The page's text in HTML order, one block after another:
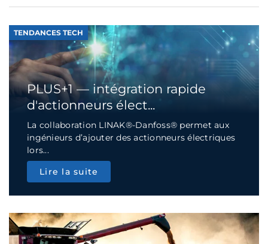
TENDANCES TECH
PLUS+1 — intégration rapide
d'actionneurs élect...
La collaboration LINAK®-Danfoss® permet aux
ingénieurs d’ajouter des actionneurs électriques
lors...
Lire la suite